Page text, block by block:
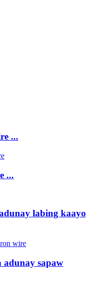
...
...
labing kaayo
adunay sapaw